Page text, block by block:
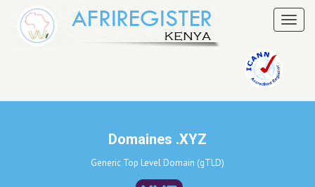
Domaines .XYZ
Generic Top Level Domain (gTLD)